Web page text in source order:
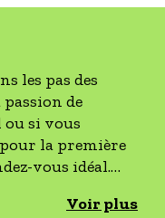
les pas des
de
ou si vous
la première
vous idéal.
des marais et
Voir plus